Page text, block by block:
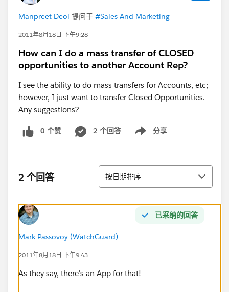
Manpreet Deol 提问于 #Sales And Marketing
2011年8月18日 下午9:28
How can I do a mass transfer of CLOSED
opportunities to another Account Rep?
I see the ability to do mass transfers for Accounts, etc;
however, I just want to transfer Closed Opportunities.
Any suggestions?
0 个赞 2 个回答 分享
Show menu
2 个回答 排序
按日期排序
已采纳的回答
Mark Passovoy (WatchGuard)
2011年8月18日 下午9:43
As they say, there's an App for that!